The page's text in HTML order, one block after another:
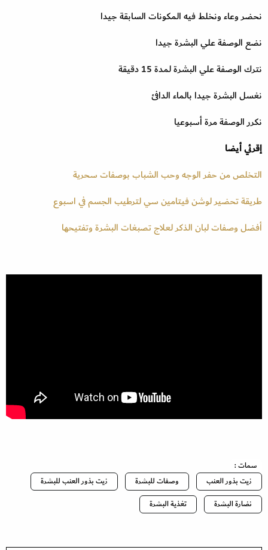
نحضر وعاء ونخلط فيه المكونات السابقة جيدا
نضع الوصفة علي البشرة جيدا
نترك الوصفة علي البشرة لمدة 15 دقيقة
نغسل البشرة جيدا بالماء الدافئ
نكرر الوصفة مرة أسبوعيا
إقرئي أيضا
التخلص من حفر الوجه وحب الشباب بوصفات سحرية
طريقة تحضير لوشن فيتامين سي لترطيب الجسم في اسبوع
أفضل وصفات لبان الذكر لعلاج تصبغات البشرة وتفتيحها
سمات :
زيت بذور العنب
وصفات للبشرة
زيت بذور العنب للبشرة
نضارة البشرة
تغذية البشرة